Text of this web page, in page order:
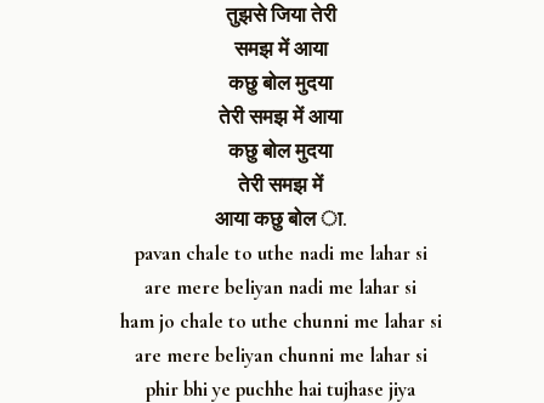
तुझसे जिया तेरी
समझ में आया
कछु बोल मुदया
तेरी समझ में आया
कछु बोल मुदया
तेरी समझ में
आया कछु बोल ा.
pavan chale to uthe nadi me lahar si
are mere beliyan nadi me lahar si
ham jo chale to uthe chunni me lahar si
are mere beliyan chunni me lahar si
phir bhi ye puchhe hai tujhase jiya